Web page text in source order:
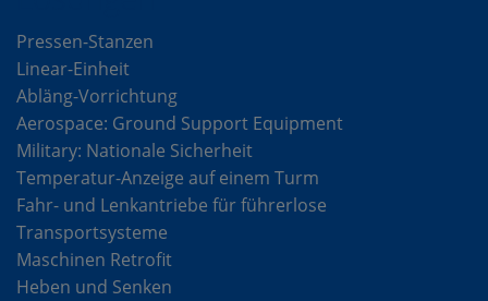
Pressen-Stanzen
Linear-Einheit
Abläng-Vorrichtung
Aerospace: Ground Support Equipment
Military: Nationale Sicherheit
Temperatur-Anzeige auf einem Turm
Fahr- und Lenkantriebe für führerlose
Transportsysteme
Maschinen Retrofit
Heben und Senken